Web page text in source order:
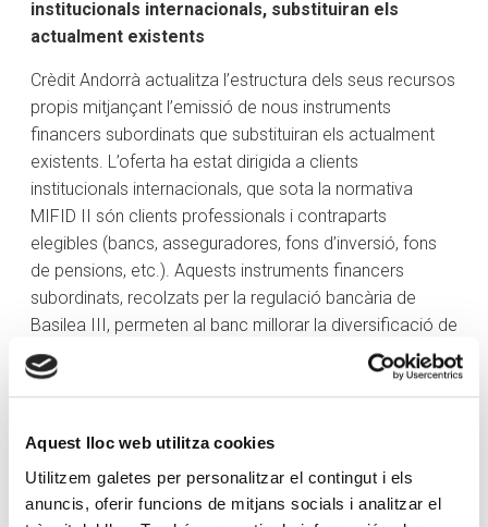
Aquest lloc web utilitza cookies
Utilitzem galetes per personalitzar el contingut i els
anuncis, oferir funcions de mitjans socials i analitzar el
institucionals internacionals, substituiran els
actualment existents
Crèdit Andorrà actualitza l’estructura dels seus recursos
propis mitjançant l’emissió de nous instruments
financers subordinats que substituiran els actualment
existents. L’oferta ha estat dirigida a clients
institucionals internacionals, que sota la normativa
MIFID II són clients professionals i contraparts
elegibles (bancs, asseguradores, fons d’inversió, fons
de pensions, etc.). Aquests instruments financers
subordinats, recolzats per la regulació bancària de
Basilea III, permeten al banc millorar la diversificació de
les fonts de finançament.
En concret es tracta d’una emissió de bons subordinats
venciment, amb una clàusula d’amortització anticipada
a càrrec de l’emissor al cap de 5 anys (el que es coneix
com acall)i després cada any.